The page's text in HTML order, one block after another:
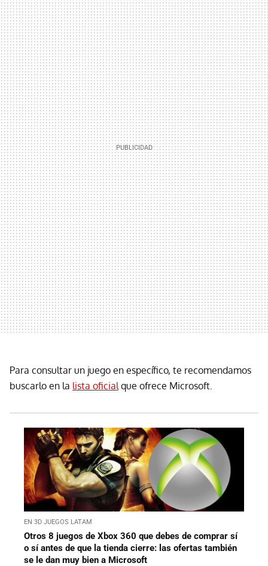
Para consultar un juego en específico, te recomendamos
buscarlo en la lista oficial que ofrece Microsoft.
EN 3D JUEGOS LATAM
Otros 8 juegos de Xbox 360 que debes de comprar sí
o sí antes de que la tienda cierre: las ofertas también
se le dan muy bien a Microsoft